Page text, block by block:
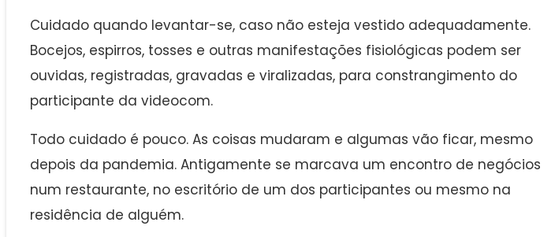
Cuidado quando levantar-se, caso não esteja vestido adequadamente.
Bocejos, espirros, tosses e outras manifestações fisiológicas podem ser
ouvidas, registradas, gravadas e viralizadas, para constrangimento do
participante da videocom.
Todo cuidado é pouco. As coisas mudaram e algumas vão ficar, mesmo
depois da pandemia. Antigamente se marcava um encontro de negócios
num restaurante, no escritório de um dos participantes ou mesmo na
residência de alguém.